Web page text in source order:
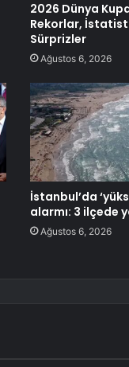
2026 Dünya
Rekorlar,
Sürprizler
Ağustos 6, 2026
İstanbul’da
alarmı: 3 ilçede
Ağustos 6, 2026